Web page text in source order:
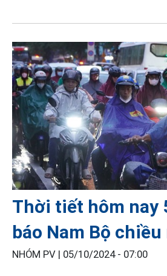
Thời tiết hôm nay
báo Nam Bộ
NHÓM PV | 05/10/2024 - 07:00